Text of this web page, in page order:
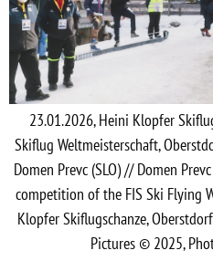
23.01.2026, Heini Klopfer
Skiflug Weltmeisterschaft,
Domen Prevc (SLO) // Domen
competition of the FIS Ski Flying
Klopfer Skiflugschanze,
Pictures © 2025,